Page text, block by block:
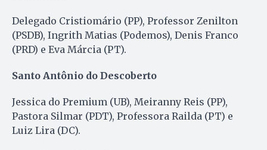
Delegado Cristiomário (PP), Professor Zenilton
(PSDB), Ingrith Matias (Podemos), Denis Franco
(PRD) e Eva Márcia (PT).
Santo Antônio do Descoberto
Jessica do Premium (UB), Meiranny Reis (PP),
Pastora Silmar (PDT), Professora Railda (PT) e
Luiz Lira (DC).